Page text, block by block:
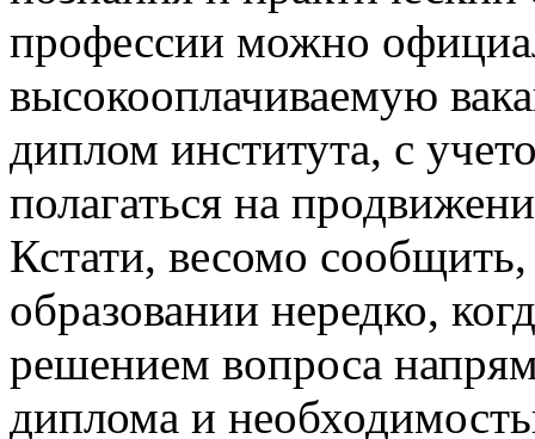
профессии можно
высокооплачиваемую
диплом института, с
полагаться на
Кстати, весомо
образовании нередко,
решением вопроса
диплома и